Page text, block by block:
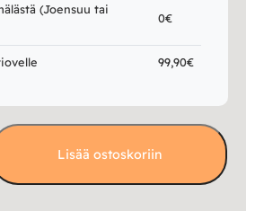
(Joensuu tai
0€
99,90€
Lisää ostoskoriin